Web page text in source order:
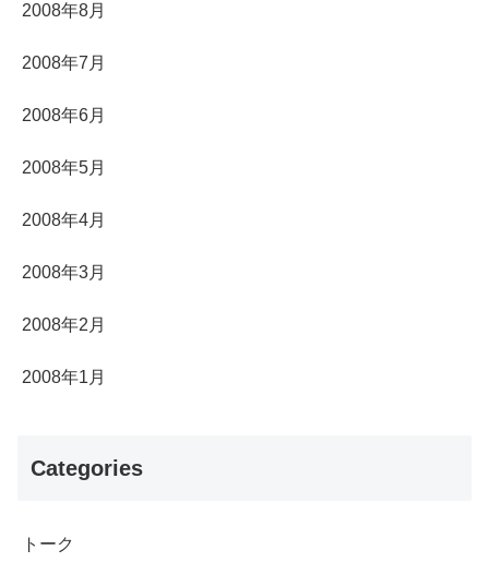
2008年8月
2008年7月
2008年6月
2008年5月
2008年4月
2008年3月
2008年2月
2008年1月
Categories
トーク